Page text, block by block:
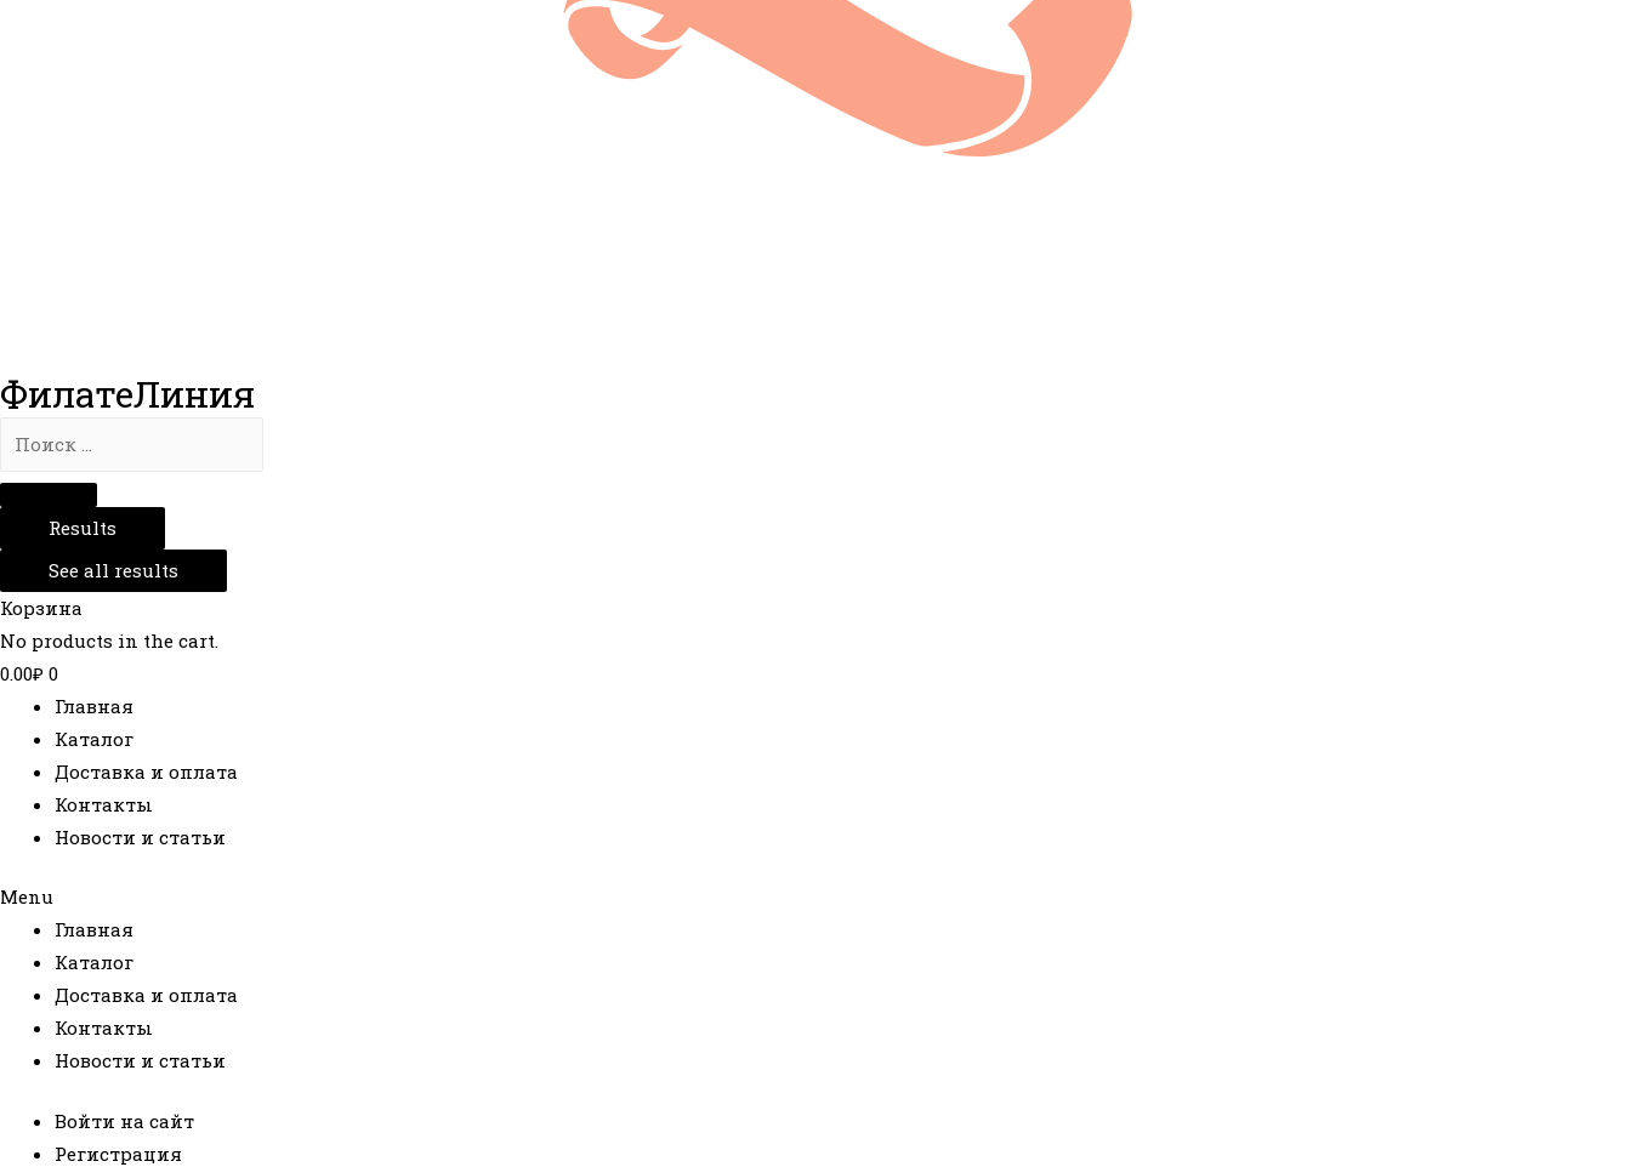
ФилатеЛиния
Results
See all results
Корзина
No products in the cart.
0.00₽ 0
Главная
Каталог
Доставка и оплата
Контакты
Новости и статьи
Menu
Главная
Каталог
Доставка и оплата
Контакты
Новости и статьи
Войти на сайт
Регистрация